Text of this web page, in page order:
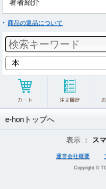
著者紹介
商品の返品について
e-honトップへ
表示 ： ス
運営会社概要
Copyright ©